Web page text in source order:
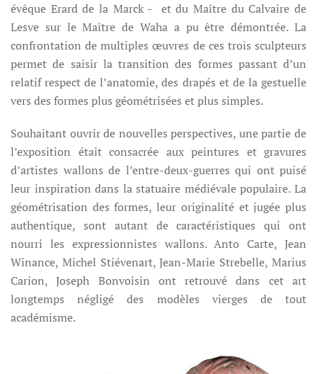
évêque Erard de la Marck - et du Maître du Calvaire de
Lesve sur le Maître de Waha a pu être démontrée. La
confrontation de multiples œuvres de ces trois sculpteurs
permet de saisir la transition des formes passant d’un
relatif respect de l’anatomie, des drapés et de la gestuelle
vers des formes plus géométrisées et plus simples.
Souhaitant ouvrir de nouvelles perspectives, une partie de
l’exposition était consacrée aux peintures et gravures
d’artistes wallons de l’entre-deux-guerres qui ont puisé
leur inspiration dans la statuaire médiévale populaire. La
géométrisation des formes, leur originalité et jugée plus
authentique, sont autant de caractéristiques qui ont
nourri les expressionnistes wallons. Anto Carte, Jean
Winance, Michel Stiévenart, Jean-Marie Strebelle, Marius
Carion, Joseph Bonvoisin ont retrouvé dans cet art
longtemps négligé des modèles vierges de tout
académisme.